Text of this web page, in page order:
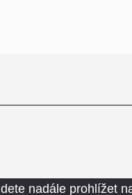
nadále prohlížet